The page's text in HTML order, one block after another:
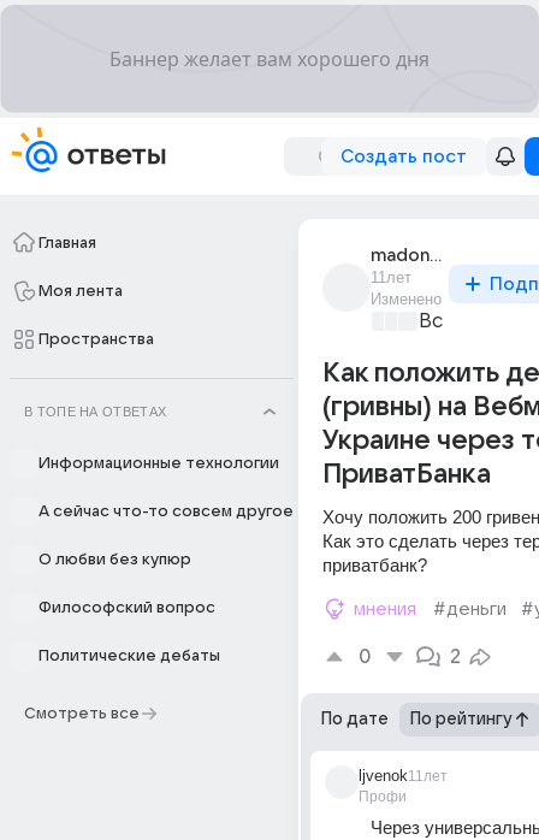
Создать пост
Главная
Моя лента
Пространства
В ТОПЕ НА ОТВЕТАХ
Информационные технологии
А сейчас что-то совсем другое
О любви без купюр
Философский вопрос
Политические дебаты
Смотреть все
madonna_gaga
11лет
Изменено
Все про
Как положить
(гривны) на
Украине через
ПриватБанка
Хочу положить 200
Как это сделать через
приватбанк?
мнения #деньги
0 2
По дате По рейтингу
ljvenok
Профи
11лет
Через